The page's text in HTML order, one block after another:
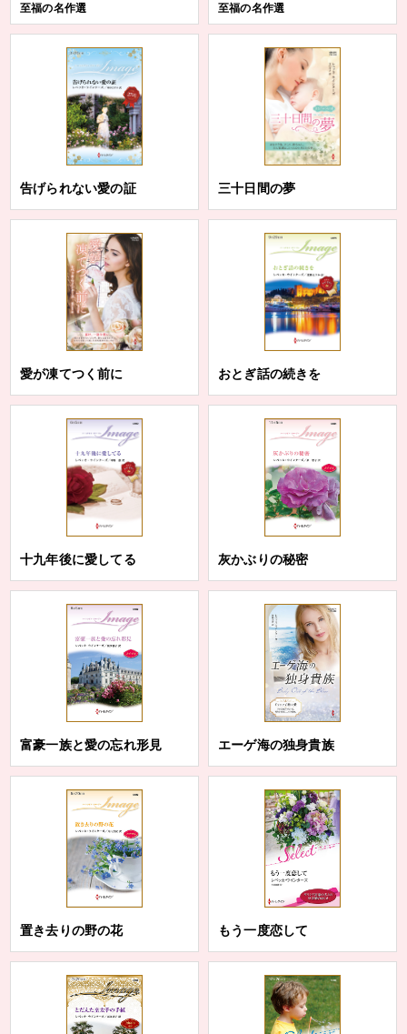
至福の名作選 至福の名作選
告げられない愛の証 三十日間の夢
愛が凍てつく前に おとぎ話の続きを
十九年後に愛してる 灰かぶりの秘密
富豪一族と愛の忘れ形見 エーゲ海の独身貴族
置き去りの野の花 もう一度恋して